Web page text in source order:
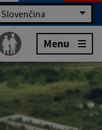
Slovenčina
Menu